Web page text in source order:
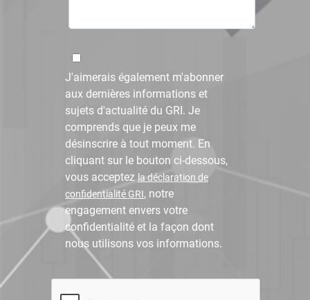
J'aimerais également m'abonner
aux dernières informations et
sujets d'actualité du GRI. Je
comprends que je peux me
désinscrire à tout moment. En
cliquant sur le bouton ci-dessous,
vous acceptez la déclaration de
confidentialité GRI, notre
engagement envers votre
confidentialité et la façon dont
nous utilisons vos informations.